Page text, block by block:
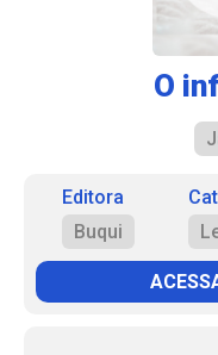
O
Editora
Buqui